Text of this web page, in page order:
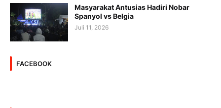
Masyarakat Antusias Hadiri Nobar
Spanyol vs Belgia
Juli 11, 2026
FACEBOOK